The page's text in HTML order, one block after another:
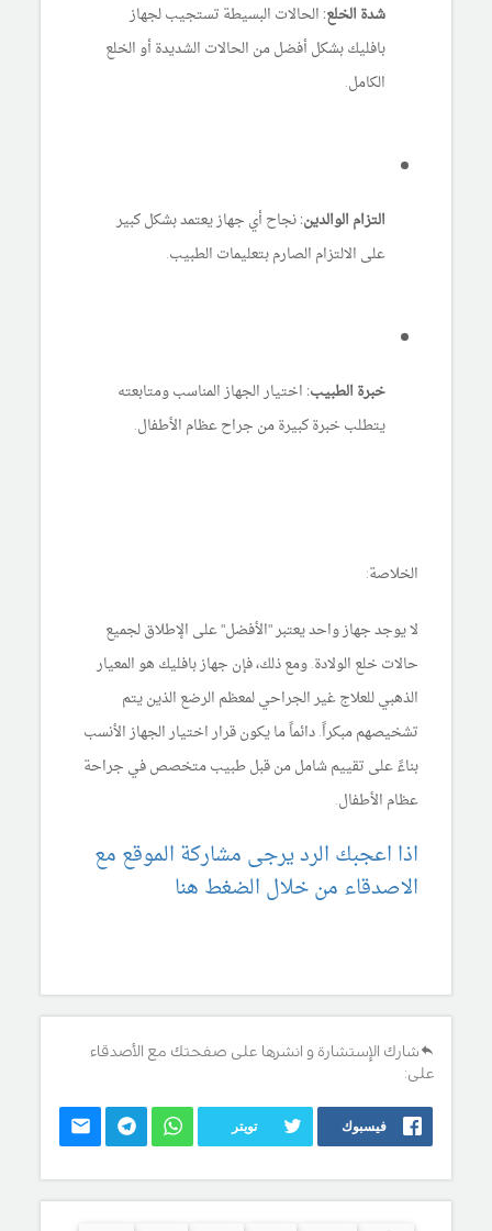
شدة الخلع: الحالات البسيطة تستجيب لجهاز
بافليك بشكل أفضل من الحالات الشديدة أو الخلع
الكامل.
التزام الوالدين:نجاح أي جهاز يعتمد بشكل كبير
على الالتزام الصارم بتعليمات الطبيب.
خبرة الطبيب: اختيار الجهاز المناسب ومتابعته
يتطلب خبرة كبيرة من جراح عظام الأطفال.
الخلاصة:
لا يوجد جهاز واحد يعتبر "الأفضل" على الإطلاق لجميع
حالات خلع الولادة. ومع ذلك، فإن جهاز بافليك هو المعيار
الذهبي للعلاج غير الجراحي لمعظم الرضع الذين يتم
تشخيصهم مبكراً. دائماً ما يكون قرار اختيار الجهاز الأنسب
بناءً على تقييم شامل من قبل طبيب متخصص في جراحة
عظام الأطفال.
اذا اعجبك الرد يرجى مشاركة الموقع مع
الاصدقاء من خلال الضغط هنا
شارك الإستشارة و انشرها على صفحتك مع الأصدقاء
على:
فيسبوك تويتر